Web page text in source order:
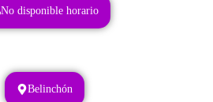
No disponible horario
Belinchón